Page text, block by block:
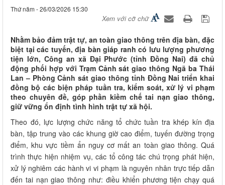
Thứ năm - 26/03/2026 15:30
Xem với cỡ chữ
Nhằm bảo đảm trật tự, an toàn giao thông trên địa bàn, đặc
biệt tại các tuyến, địa bàn giáp ranh có lưu lượng phương
tiện lớn, Công an xã Đại Phước (tỉnh Đồng Nai) đã chủ
động phối hợp với Trạm Cảnh sát giao thông Ngã ba Thái
Lan – Phòng Cảnh sát giao thông tỉnh Đồng Nai triển khai
đồng bộ các biện pháp tuần tra, kiểm soát, xử lý vi phạm
theo chuyên đề, góp phần kiềm chế tai nạn giao thông,
giữ vững ổn định tình hình trật tự xã hội.
Theo đó, lực lượng chức năng tổ chức tuần tra khép kín địa
bàn, tập trung vào các khung giờ cao điểm, tuyến đường trọng
điểm, khu vực tiềm ẩn nguy cơ mất an toàn giao thông. Quá
trình thực hiện nhiệm vụ, các tổ công tác chú trọng phát hiện,
xử lý nghiêm các hành vi vi phạm là nguyên nhân trực tiếp dẫn
đến tai nạn giao thông như: điều khiển phương tiện chạy quá